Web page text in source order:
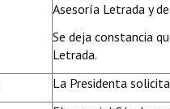
Asesoría Letrada y
Se deja constancia
Letrada.
La Presidenta